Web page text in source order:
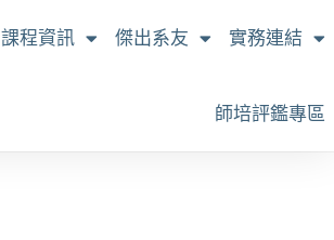
課程資訊 傑出系友 實務連結
師培評鑑專區